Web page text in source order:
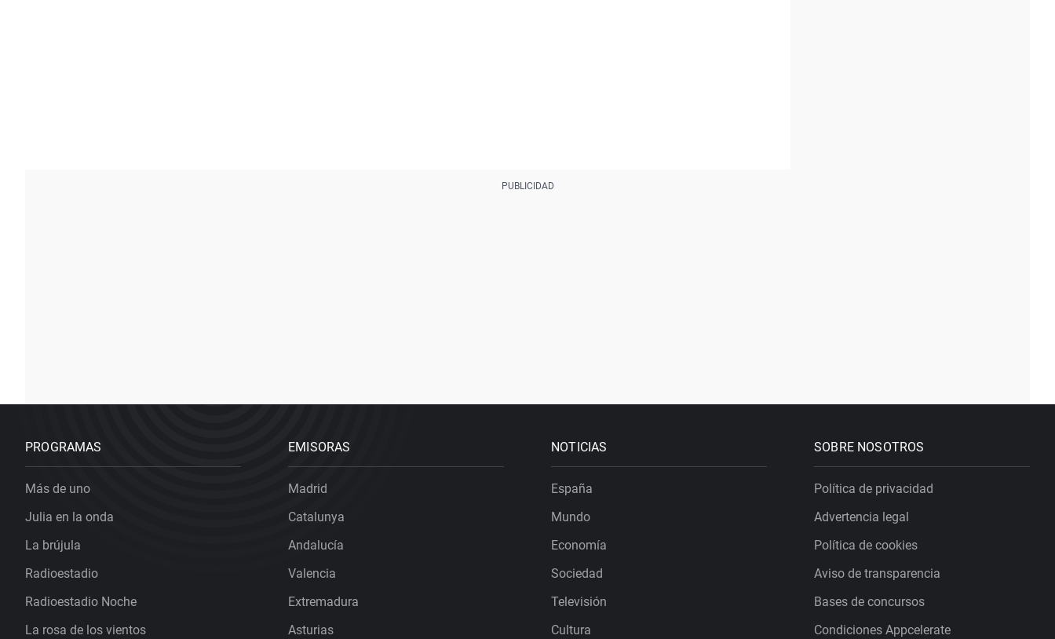
PROGRAMAS
Más de uno
Julia en la onda
La brújula
Radioestadio
Radioestadio Noche
La rosa de los vientos
EMISORAS
Madrid
Catalunya
Andalucía
Valencia
Extremadura
Asturias
NOTICIAS
España
Mundo
Economía
Sociedad
Televisión
Cultura
SOBRE NOSOTROS
Política de privacidad
Advertencia legal
Política de cookies
Aviso de transparencia
Bases de concursos
Condiciones Appcelerate